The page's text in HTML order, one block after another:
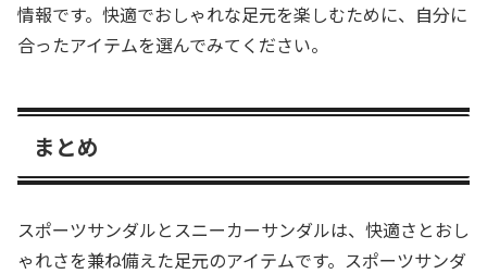
情報です。快適でおしゃれな足元を楽しむために、自分に
合ったアイテムを選んでみてください。
まとめ
スポーツサンダルとスニーカーサンダルは、快適さとおし
ゃれさを兼ね備えた足元のアイテムです。スポーツサンダ